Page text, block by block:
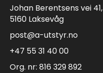
Johan Berentsens vei 41,
5160 Laksevåg
post@a-utstyr.no
+47 55 31 40 00
Org. nr: 816 329 892